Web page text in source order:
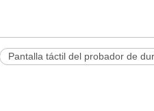
Pantalla táctil del probador de